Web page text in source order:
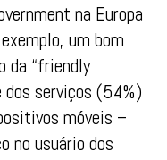
na Europa
um bom
da “friendly
serviços (54%)
móveis –
no usuário dos